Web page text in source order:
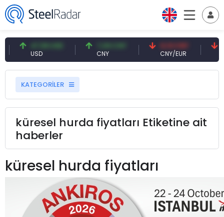
47,59 USD
USD
7,09 CNY
CNY
0,13 CNY
CNY/EUR
KATEGORİLER
küresel hurda fiyatları Etiketine ait
haberler
küresel hurda fiyatları